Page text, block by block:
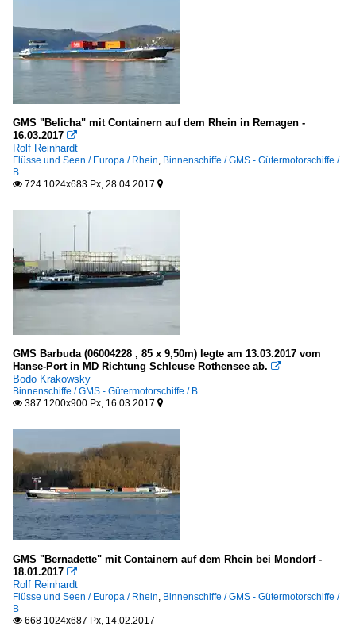
GMS "Belicha" mit Containern auf dem Rhein in Remagen -
16.03.2017 
Rolf Reinhardt
Flüsse und Seen / Europa / Rhein Binnenschiffe / GMS - Gütermotorschiffe /
B
 724 1024x683 Px, 28.04.2017 
GMS Barbuda (06004228 , 85 x 9,50m) legte am 13.03.2017 vom
Hanse-Port in MD Richtung Schleuse Rothensee ab. 
Bodo Krakowsky
Binnenschiffe / GMS - Gütermotorschiffe / B
 387 1200x900 Px, 16.03.2017 
GMS "Bernadette" mit Containern auf dem Rhein bei Mondorf -
18.01.2017 
Rolf Reinhardt
Flüsse und Seen / Europa / Rhein Binnenschiffe / GMS - Gütermotorschiffe /
B
 668 1024x687 Px, 14.02.2017